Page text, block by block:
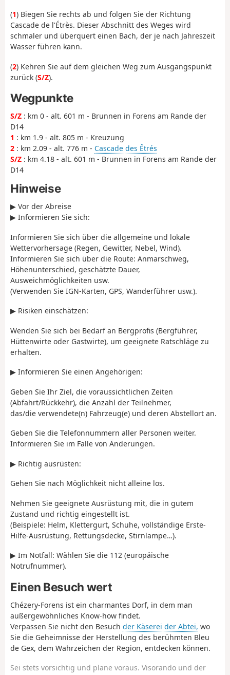
(1) Biegen Sie rechts ab und folgen Sie der Richtung
Cascade de l'Étrès. Dieser Abschnitt des Weges wird
schmaler und überquert einen Bach, der je nach Jahreszeit
Wasser führen kann.
(2) Kehren Sie auf dem gleichen Weg zum Ausgangspunkt
zurück (S/Z).
Wegpunkte
S/Z : km 0 - alt. 601 m - Brunnen in Forens am Rande der
D14
1 : km 1.9 - alt. 805 m - Kreuzung
2 : km 2.09 - alt. 776 m - Cascade des Êtrés
S/Z : km 4.18 - alt. 601 m - Brunnen in Forens am Rande der
D14
Hinweise
▶ Vor der Abreise
▶ Informieren Sie sich:
Informieren Sie sich über die allgemeine und lokale
Wettervorhersage (Regen, Gewitter, Nebel, Wind).
Informieren Sie sich über die Route: Anmarschweg,
Höhenunterschied, geschätzte Dauer,
Ausweichmöglichkeiten usw.
(Verwenden Sie IGN-Karten, GPS, Wanderführer usw.).
▶ Risiken einschätzen:
Wenden Sie sich bei Bedarf an Bergprofis (Bergführer,
Hüttenwirte oder Gastwirte), um geeignete Ratschläge zu
erhalten.
▶ Informieren Sie einen Angehörigen:
Geben Sie Ihr Ziel, die voraussichtlichen Zeiten
(Abfahrt/Rückkehr), die Anzahl der Teilnehmer,
das/die verwendete(n) Fahrzeug(e) und deren Abstellort an.
Geben Sie die Telefonnummern aller Personen weiter.
Informieren Sie im Falle von Änderungen.
▶ Richtig ausrüsten:
Gehen Sie nach Möglichkeit nicht alleine los.
Nehmen Sie geeignete Ausrüstung mit, die in gutem
Zustand und richtig eingestellt ist.
(Beispiele: Helm, Klettergurt, Schuhe, vollständige Erste-
Hilfe-Ausrüstung, Rettungsdecke, Stirnlampe…).
▶ Im Notfall: Wählen Sie die 112 (europäische
Notrufnummer).
Einen Besuch wert
Chézery-Forens ist ein charmantes Dorf, in dem man
außergewöhnliches Know-how findet.
Verpassen Sie nicht den Besuch der Käserei der Abtei, wo
Sie die Geheimnisse der Herstellung des berühmten Bleu
de Gex, dem Wahrzeichen der Region, entdecken können.
Sei stets vorsichtig und plane voraus. Visorando und der